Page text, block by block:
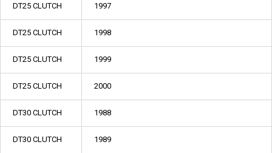
DT25 CLUTCH 1997
DT25 CLUTCH 1998
DT25 CLUTCH 1999
DT25 CLUTCH 2000
DT30 CLUTCH 1988
DT30 CLUTCH 1989